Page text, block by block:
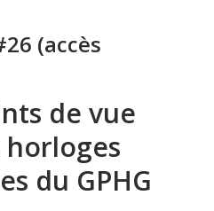
(accès
de vue
du GPHG